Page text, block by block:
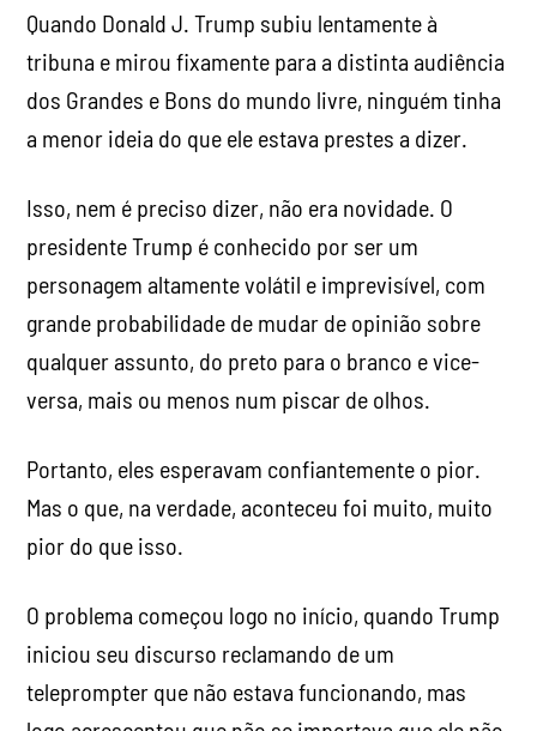
Quando Donald J. Trump subiu lentamente à
tribuna e mirou fixamente para a distinta audiência
dos Grandes e Bons do mundo livre, ninguém tinha
a menor ideia do que ele estava prestes a dizer.
Isso, nem é preciso dizer, não era novidade. O
presidente Trump é conhecido por ser um
personagem altamente volátil e imprevisível, com
grande probabilidade de mudar de opinião sobre
qualquer assunto, do preto para o branco e vice-
versa, mais ou menos num piscar de olhos.
Portanto, eles esperavam confiantemente o pior.
Mas o que, na verdade, aconteceu foi muito, muito
pior do que isso.
O problema começou logo no início, quando Trump
iniciou seu discurso reclamando de um
teleprompter que não estava funcionando, mas